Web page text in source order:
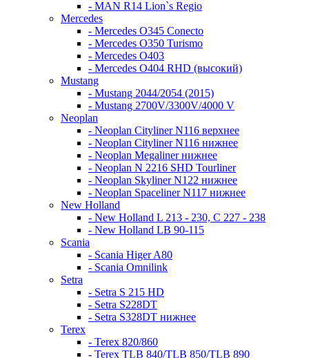
- MAN R14 Lion`s Regio
Mercedes
- Mercedes O345 Conectо
- Mercedes O350 Turismo
- Mercedes O403
- Mercedes O404 RHD (высокий)
Mustang
- Mustang 2044/2054 (2015)
- Mustang 2700V/3300V/4000 V
Neoplan
- Neoplan Cityliner N116 верхнее
- Neoplan Cityliner N116 нижнее
- Neoplan Megaliner нижнее
- Neoplan N 2216 SHD Tourliner
- Neoplan Skyliner N122 нижнее
- Neoplan Spaceliner N117 нижнее
New Holland
- New Holland L 213 - 230, C 227 - 238
- New Holland LB 90-115
Scania
- Scania Higer A80
- Scania Omnilink
Setra
- Setra S 215 HD
- Setra S228DT
- Setra S328DT нижнее
Terex
- Terex 820/860
- Terex TLB 840/TLB 850/TLB 890